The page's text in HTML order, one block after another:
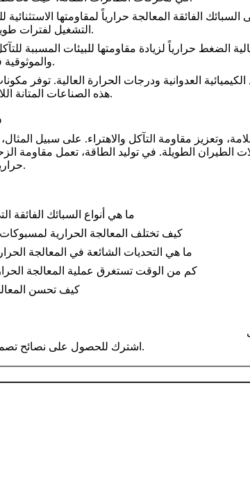
الفائقة المعالجة حرارياً لمقاومتها
التشغيل لفترات طويلة في درجات حرارة عالية دون فشل.
حرارياً لزيادة مقاومتها للبيئات المسببة
والموثوقية في استكشاف واستخراج النفط والغاز.
العدوانية ودرجات الحرارة العالية. توفر
هذه الصناعات المتانة اللازمة لتحمل مثل هذه الظروف الصعبة.
وتعزيز مقاومة التآكل والاهتراء. على سبيل
الطويلة. في توليد الطاقة، تعمل مقاومة
حرارياً على تعزيز الكفاءة وتقليل خطر الأعطال.
ما هي أنواع السبائك الفائقة
كيف تختلف المعالجة الحرارية لمسبوكات
ما هي التحديات الشائعة في المعالجة
كم من الوقت تستغرق عملية المعالجة
كيف تحسن
اشترك للحصول على نصائح تصميم وتصنيع احترافية تصل إلى بريدك الوارد.